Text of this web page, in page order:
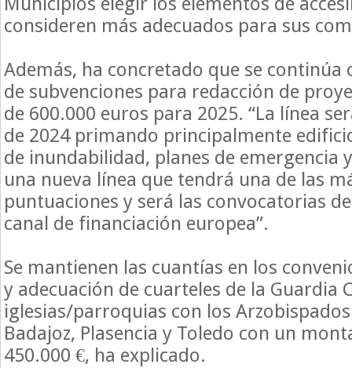
consideren más adecuados para sus
Además, ha concretado que se continúa
de subvenciones para redacción de
de 600.000 euros para 2025. “La línea
de 2024 primando principalmente
de inundabilidad, planes de emergencia
una nueva línea que tendrá una de las
puntuaciones y será las convocatorias
canal de financiación europea”.
Se mantienen las cuantías en los
y adecuación de cuarteles de la Guardia
iglesias/parroquias con los
Badajoz, Plasencia y Toledo con un
450.000 €, ha explicado.